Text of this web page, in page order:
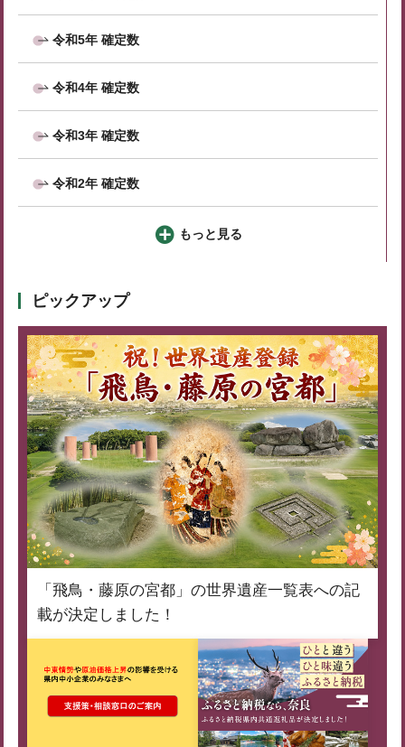
令和5年 確定数
令和4年 確定数
令和3年 確定数
令和2年 確定数
もっと見る
ピックアップ
「飛鳥・藤原の宮都」の世界遺産一覧表への記
載が決定しました！